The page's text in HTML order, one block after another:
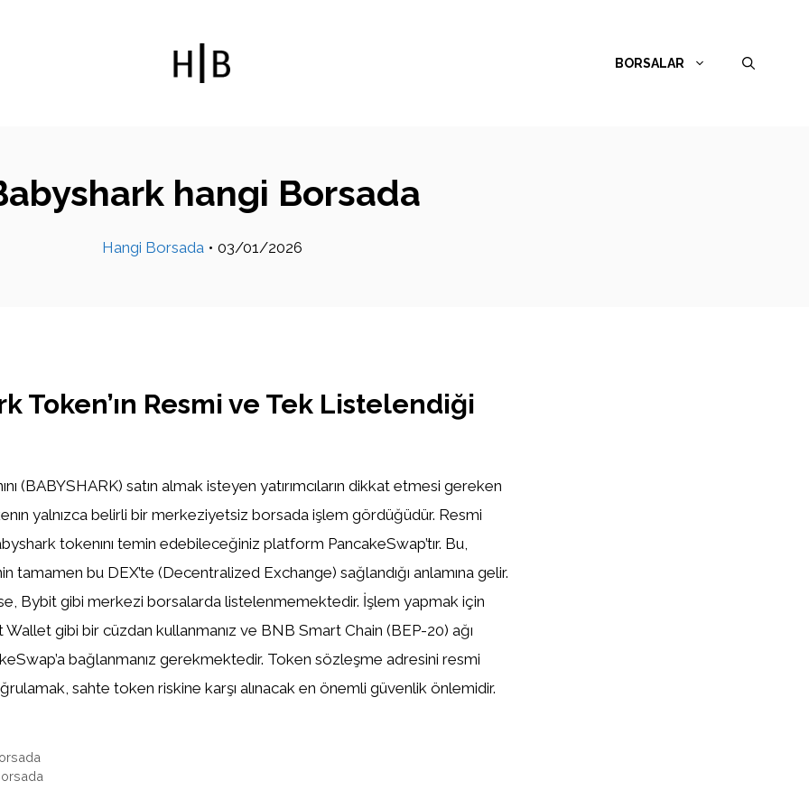
BORSALAR
hangi Borsada
Hangi Borsada • 03/01/2026
Token’ın Resmi ve Tek Listelendiği
(BABYSHARK) satın almak isteyen yatırımcıların dikkat etmesi gereken
yalnızca belirli bir merkeziyetsiz borsada işlem gördüğüdür. Resmi
tokenını temin edebileceğiniz platform PancakeSwap’tır. Bu,
tamamen bu DEX’te (Decentralized Exchange) sağlandığı anlamına gelir.
Bybit gibi merkezi borsalarda listelenmemektedir. İşlem yapmak için
gibi bir cüzdan kullanmanız ve BNB Smart Chain (BEP-20) ağı
bağlanmanız gerekmektedir. Token sözleşme adresini resmi
sahte token riskine karşı alınacak en önemli güvenlik önlemidir.